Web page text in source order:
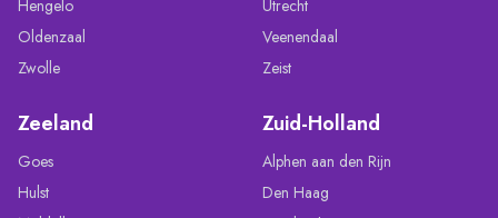
Hengelo
Oldenzaal
Zwolle
Utrecht
Veenendaal
Zeist
Zeeland
Goes
Hulst
Zuid-Holland
Alphen aan den Rijn
Den Haag